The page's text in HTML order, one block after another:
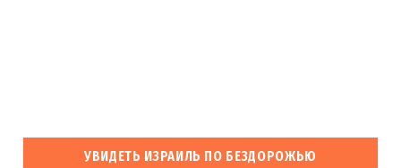
УВИДЕТЬ ИЗРАИЛЬ ПО БЕЗДОРОЖЬЮ